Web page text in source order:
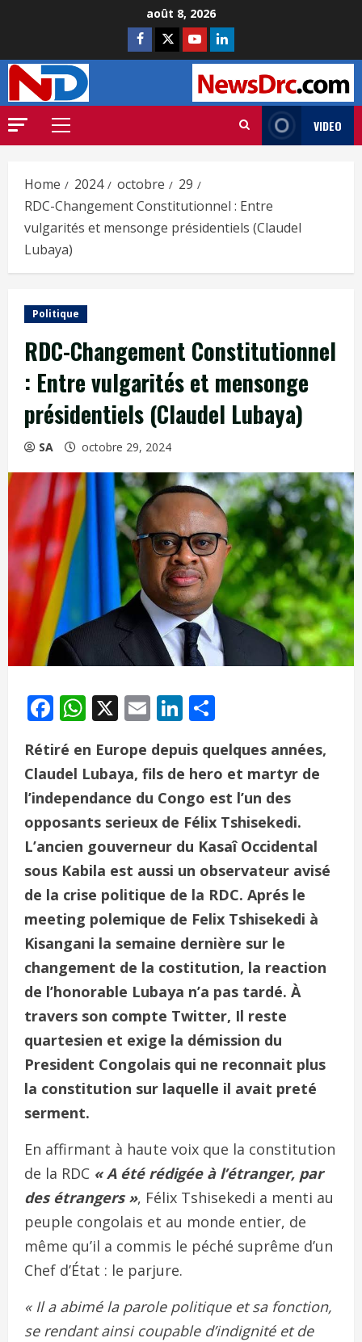
août 8, 2026
VIDEO
Home 2024 octobre
29
RDC-Changement Constitutionnel : Entre
vulgarités et mensonge présidentiels (Claudel
Lubaya)
Politique
RDC-Changement Constitutionnel
: Entre vulgarités et mensonge
présidentiels (Claudel Lubaya)
SA octobre 29, 2024
Facebook
WhatsApp
X EmailLinkedIn
Rétiré en Europe depuis quelques années,
Claudel Lubaya, fils de hero et martyr de
l’independance du Congo est l’un des
opposants serieux de Félix Tshisekedi.
L’ancien gouverneur du Kasaî Occidental
sous Kabila est aussi un observateur avisé
de la crise politique de la RDC. Aprés le
meeting polemique de Felix Tshisekedi à
Kisangani la semaine dernière sur le
changement de la costitution, la reaction
de l’honorable Lubaya n’a pas tardé. À
travers son compte Twitter, Il reste
quartesien et exige la démission du
President Congolais qui ne reconnait plus
la constitution sur laquelle il avait preté
serment.
En affirmant à haute voix que la constitution
de la RDC « A été rédigée à l’étranger, par
des étrangers », Félix Tshisekedi a menti au
peuple congolais et au monde entier, de
même qu’il a commis le péché suprême d’un
Chef d’État : le parjure.
« Il a abimé la parole politique et sa fonction,
se rendant ainsi coupable d’indignité et de